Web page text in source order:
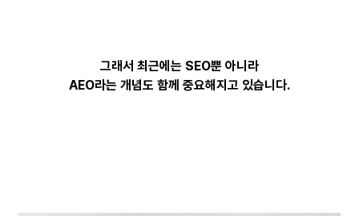
그래서 최근에는 SEO뿐 아니라
AEO라는 개념도 함께 중요해지고 있습니다.